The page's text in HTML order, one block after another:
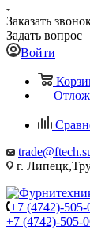
Заказать
Задать вопрос
Войти
г.
+7 (4742)-505-
+7 (4742)-505-